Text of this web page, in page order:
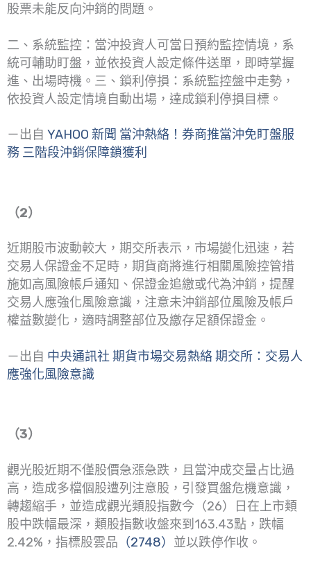
股票未能反向沖銷的問題。
二、系統監控：當沖投資人可當日預約監控情境，系
統可輔助盯盤，並依投資人設定條件送單，即時掌握
進、出場時機。三、鎖利停損：系統監控盤中走勢，
依投資人設定情境自動出場，達成鎖利停損目標。
－出自 YAHOO 新聞 當沖熱絡！券商推當沖免盯盤服
務 三階段沖銷保障鎖獲利
（2）
近期股市波動較大，期交所表示，市場變化迅速，若
交易人保證金不足時，期貨商將進行相關風險控管措
施如高風險帳戶通知、保證金追繳或代為沖銷，提醒
交易人應強化風險意識，注意未沖銷部位風險及帳戶
權益數變化，適時調整部位及繳存足額保證金。
－出自 中央通訊社 期貨市場交易熱絡 期交所：交易人
應強化風險意識
（3）
觀光股近期不僅股價急漲急跌，且當沖成交量占比過
高，造成多檔個股遭列注意股，引發買盤危機意識，
轉趨縮手，並造成觀光類股指數今（26）日在上市類
股中跌幅最深，類股指數收盤來到163.43點，跌幅
2.42%，指標股雲品 （2748） 並以跌停作收。